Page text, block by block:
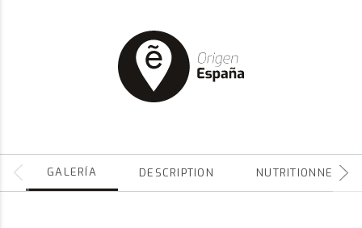
GALERÍA DESCRIPTION NUTRITIONNEL